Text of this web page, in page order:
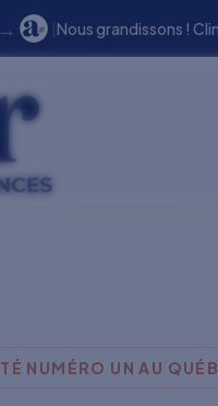
→ |Nous grandissons !
NUMÉRO UN AU